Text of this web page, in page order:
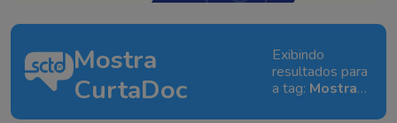
Mostra
CurtaDoc
Exibindo
resultados para
a tag: Mostra